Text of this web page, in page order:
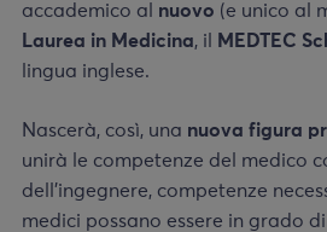
accademico al nuovo (e unico al
Laurea in Medicina, il MEDTEC
lingua inglese.
Nascerà, così, una nuova figura
unirà le competenze del medico
dell’ingegnere, competenze
medici possano essere in grado